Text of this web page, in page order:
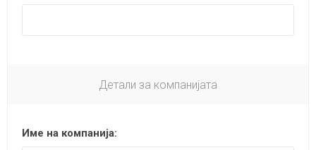
Детали за компанијата
Име на компанија: